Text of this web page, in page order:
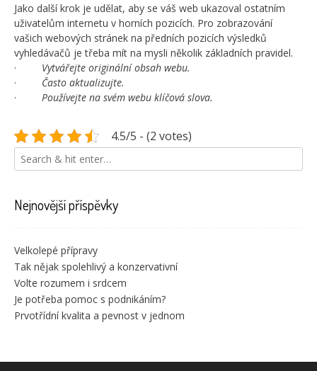
Jako další krok je udělat, aby se váš web ukazoval ostatním
uživatelům internetu v horních pozicích. Pro zobrazování
vašich webových stránek na předních pozicích výsledků
vyhledávačů je třeba mít na mysli několik základních pravidel.
· Vytvářejte originální obsah webu.
· Často aktualizujte.
· Používejte na svém webu klíčová slova.
4.5/5 - (2 votes)
Nejnovější příspěvky
Velkolepé přípravy
Tak nějak spolehlivý a konzervativní
Volte rozumem i srdcem
Je potřeba pomoc s podnikáním?
Prvotřídní kvalita a pevnost v jednom